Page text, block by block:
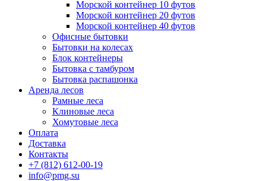
Морской контейнер 10 футов
Морской контейнер 20 футов
Морской контейнер 40 футов
Офисные бытовки
Бытовки на колесах
Блок контейнеры
Бытовка с тамбуром
Бытовка распашонка
Аренда лесов
Рамные леса
Клиновые леса
Хомутовые леса
Оплата
Доставка
Контакты
+7 (812) 612-00-19
info@pmg.su